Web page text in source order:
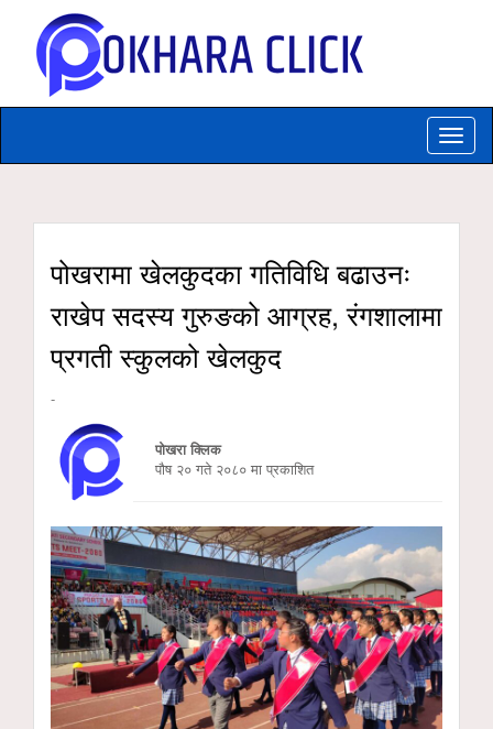
Toggle
पोखरामा खेलकुदका गतिविधि बढाउनः
राखेप सदस्य गुरुङको आग्रह, रंगशालामा
प्रगती स्कुलको खेलकुद
-
पोखरा क्लिक
पौष २० गते २०८० मा प्रकाशित